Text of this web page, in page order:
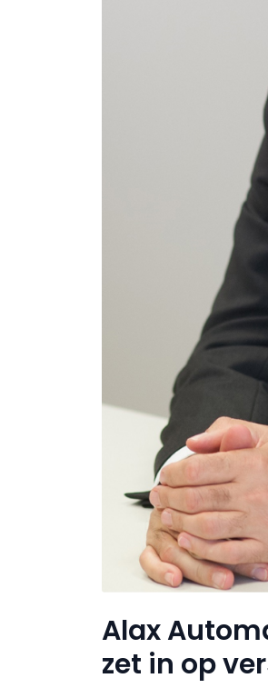
Alax
zet in op